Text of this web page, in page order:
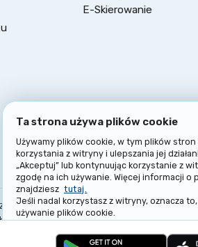
Ta strona używa plików cookie
Używamy plików cookie, w tym plików
korzystania z witryny i ulepszania jej
„Akceptuj” lub kontynuując korzystanie z
zgodę na ich używanie. Więcej informacji o
znajdziesz tutaj.
Jeśli nadal korzystasz z witryny, oznacza
używanie plików cookie.
Akceptuj
E-Skierowanie
Zasady i warunki
Polityka
prywatności
Klauzule